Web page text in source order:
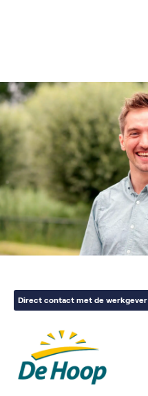
Direct contact met de werkgever